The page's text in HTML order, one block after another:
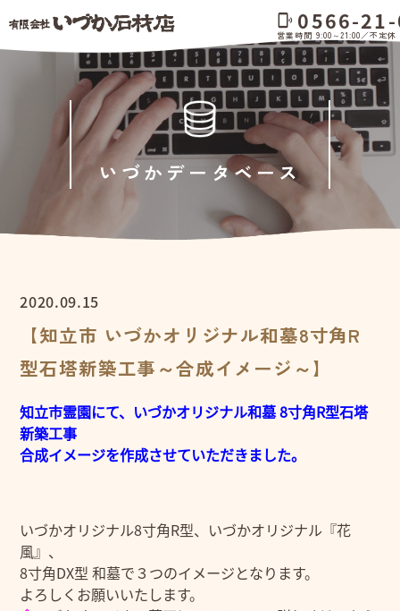
いづかデータベース
2020.09.15
【知立市 いづかオリジナル和墓8寸角R
型石塔新築工事～合成イメージ～】
知立市霊園にて、いづかオリジナル和墓 8寸角R型石塔
新築工事
合成イメージを作成させていただきました。
いづかオリジナル8寸角R型、いづかオリジナル『花
風』、
8寸角DX型 和墓で３つのイメージとなります。
よろしくお願いいたします。
phonelink_ring 0566-
営業時間 9:00～21:00／不定休